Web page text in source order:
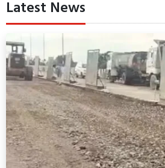
Latest News